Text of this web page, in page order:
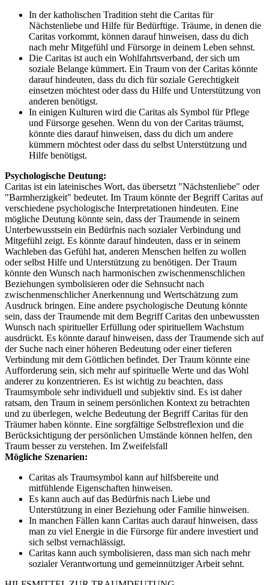
In der katholischen Tradition steht die Caritas für
Nächstenliebe und Hilfe für Bedürftige. Träume, in denen die
Caritas vorkommt, können darauf hinweisen, dass du dich
nach mehr Mitgefühl und Fürsorge in deinem Leben sehnst.
Die Caritas ist auch ein Wohlfahrtsverband, der sich um
soziale Belange kümmert. Ein Traum von der Caritas könnte
darauf hindeuten, dass du dich für soziale Gerechtigkeit
einsetzen möchtest oder dass du Hilfe und Unterstützung von
anderen benötigst.
In einigen Kulturen wird die Caritas als Symbol für Pflege
und Fürsorge gesehen. Wenn du von der Caritas träumst,
könnte dies darauf hinweisen, dass du dich um andere
kümmern möchtest oder dass du selbst Unterstützung und
Hilfe benötigst.
Psychologische Deutung:
Caritas ist ein lateinisches Wort, das übersetzt "Nächstenliebe" oder
"Barmherzigkeit" bedeutet. Im Traum könnte der Begriff Caritas auf
verschiedene psychologische Interpretationen hindeuten. Eine
mögliche Deutung könnte sein, dass der Traumende in seinem
Unterbewusstsein ein Bedürfnis nach sozialer Verbindung und
Mitgefühl zeigt. Es könnte darauf hindeuten, dass er in seinem
Wachleben das Gefühl hat, anderen Menschen helfen zu wollen
oder selbst Hilfe und Unterstützung zu benötigen. Der Traum
könnte den Wunsch nach harmonischen zwischenmenschlichen
Beziehungen symbolisieren oder die Sehnsucht nach
zwischenmenschlicher Anerkennung und Wertschätzung zum
Ausdruck bringen. Eine andere psychologische Deutung könnte
sein, dass der Traumende mit dem Begriff Caritas den unbewussten
Wunsch nach spiritueller Erfüllung oder spirituellem Wachstum
ausdrückt. Es könnte darauf hinweisen, dass der Traumende sich auf
der Suche nach einer höheren Bedeutung oder einer tieferen
Verbindung mit dem Göttlichen befindet. Der Traum könnte eine
Aufforderung sein, sich mehr auf spirituelle Werte und das Wohl
anderer zu konzentrieren. Es ist wichtig zu beachten, dass
Traumsymbole sehr individuell und subjektiv sind. Es ist daher
ratsam, den Traum in seinem persönlichen Kontext zu betrachten
und zu überlegen, welche Bedeutung der Begriff Caritas für den
Träumer haben könnte. Eine sorgfältige Selbstreflexion und die
Berücksichtigung der persönlichen Umstände können helfen, den
Traum besser zu verstehen. Im Zweifelsfall
Mögliche Szenarien:
Caritas als Traumsymbol kann auf hilfsbereite und
mitfühlende Eigenschaften hinweisen.
Es kann auch auf das Bedürfnis nach Liebe und
Unterstützung in einer Beziehung oder Familie hinweisen.
In manchen Fällen kann Caritas auch darauf hinweisen, dass
man zu viel Energie in die Fürsorge für andere investiert und
sich selbst vernachlässigt.
Caritas kann auch symbolisieren, dass man sich nach mehr
sozialer Verantwortung und gemeinnütziger Arbeit sehnt.